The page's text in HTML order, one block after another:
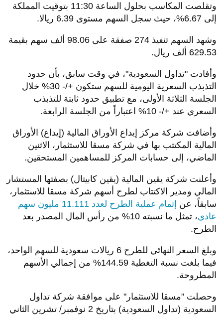
وتقلصت المكاسب بحلول الساعة 11:30 بتوقيت المملكة
إلى 6.67%، حيث سجل السهم مستوى 6.39 ريالا.
وشهد السهم تنفيذ 274 صفقة على 98.06 ألف سهم بقيمة
629.53 ألف ريال.
وأفادت "تداول السعودية"، في وقت سابق، بأن حدود
التذبذب السعرية اليومية للسهم ستكون +/- 30% خلال
الجلسة الثلاثة الأولى، مع تطبيق حدود ثابتة للتذبذب
السعري عند +/- 10% اعتباراً من الجلسة الرابعة
.
وأضافت شركة مركز إيداع الأوراق المالية (إيداع) الأوراق
المالية المكتتب بها في شركة مسقا للاستثمار، الاثنين
الماضي، إلى حسابات المركز للمساهمين المستحقين.
وأعلنت شركة يقين المالية (يقين كابيتال) بصفتها المستشار
المالي ومدير الاكتتاب لطرح أسهم شركة مسقا للاستثمار،
سابقاً، عن
إتمام عملية الطرح لعدد 11.111 مليون سهم
عادي
، تمثل ما نسبته 10% من رأس المال المصدر بعد
الطرح.
وبلغ السعر النهائي للطرح 6 ريالات سعودية للسهم الواحد،
فيما بلغت نسبة التغطية 144.59% من إجمالي الأسهم
المطروحة.
وحصلت "مسقا للاستثمار" على موافقة شركة تداول
السعودية (تداول السعودية) بتاريخ 2 نوفمبر/ تشرين الثاني